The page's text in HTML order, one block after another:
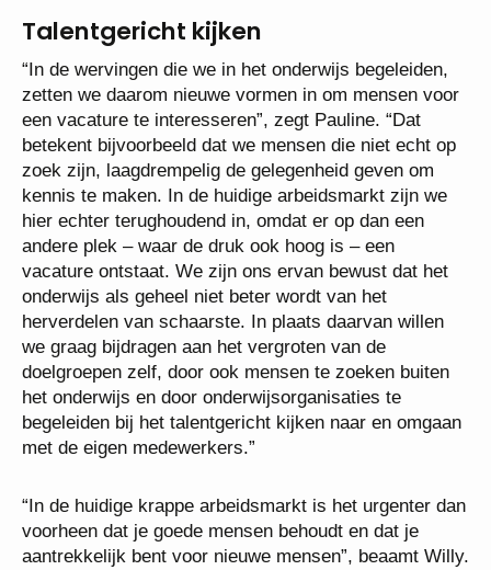
Talentgericht kijken
“In de wervingen die we in het onderwijs begeleiden,
zetten we daarom nieuwe vormen in om mensen voor
een vacature te interesseren”, zegt Pauline. “Dat
betekent bijvoorbeeld dat we mensen die niet echt op
zoek zijn, laagdrempelig de gelegenheid geven om
kennis te maken. In de huidige arbeidsmarkt zijn we
hier echter terughoudend in, omdat er op dan een
andere plek – waar de druk ook hoog is – een
vacature ontstaat. We zijn ons ervan bewust dat het
onderwijs als geheel niet beter wordt van het
herverdelen van schaarste. In plaats daarvan willen
we graag bijdragen aan het vergroten van de
doelgroepen zelf, door ook mensen te zoeken buiten
het onderwijs en door onderwijsorganisaties te
begeleiden bij het talentgericht kijken naar en omgaan
met de eigen medewerkers.”
“In de huidige krappe arbeidsmarkt is het urgenter dan
voorheen dat je goede mensen behoudt en dat je
aantrekkelijk bent voor nieuwe mensen”, beaamt Willy.